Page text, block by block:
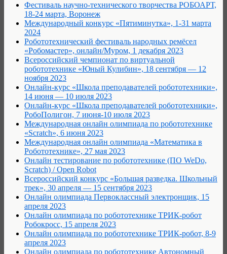
Фестиваль научно-технического творчества РОБОАРТ,
18-24 марта, Воронеж
Международный конкурс «Пятиминутка», 1-31 марта
2024
Робототехнический фестиваль народных ремёсел
«Робомастер», онлайн/Муром, 1 декабря 2023
Всероссийский чемпионат по виртуальной
робототехнике «Юный Кулибин», 18 сентября — 12
ноября 2023
Онлайн-курс «Школа преподавателей робототехники»,
14 июня — 10 июля 2023
Онлайн-курс «Школа преподавателей робототехники»,
РобоПолигон, 7 июня-10 июля 2023
Международная онлайн олимпиада по робототехнике
«Scratch», 6 июня 2023
Международная онлайн олимпиада «Математика в
Робототехнике», 27 мая 2023
Онлайн тестирование по робототехнике (ПО WeDo,
Scratch) / Open Robot
Всероссийский конкурс «Большая разведка. Школьный
трек», 30 апреля — 15 сентября 2023
Онлайн олимпиада Первоклассный электронщик, 15
апреля 2023
Онлайн олимпиада по робототехнике ТРИК-робот
Робокросс, 15 апреля 2023
Онлайн олимпиада по робототехнике ТРИК-робот, 8-9
апреля 2023
Онлайн олимпиада по робототехнике Автономный